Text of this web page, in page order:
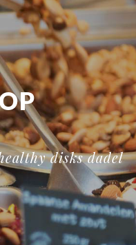
disks dadel